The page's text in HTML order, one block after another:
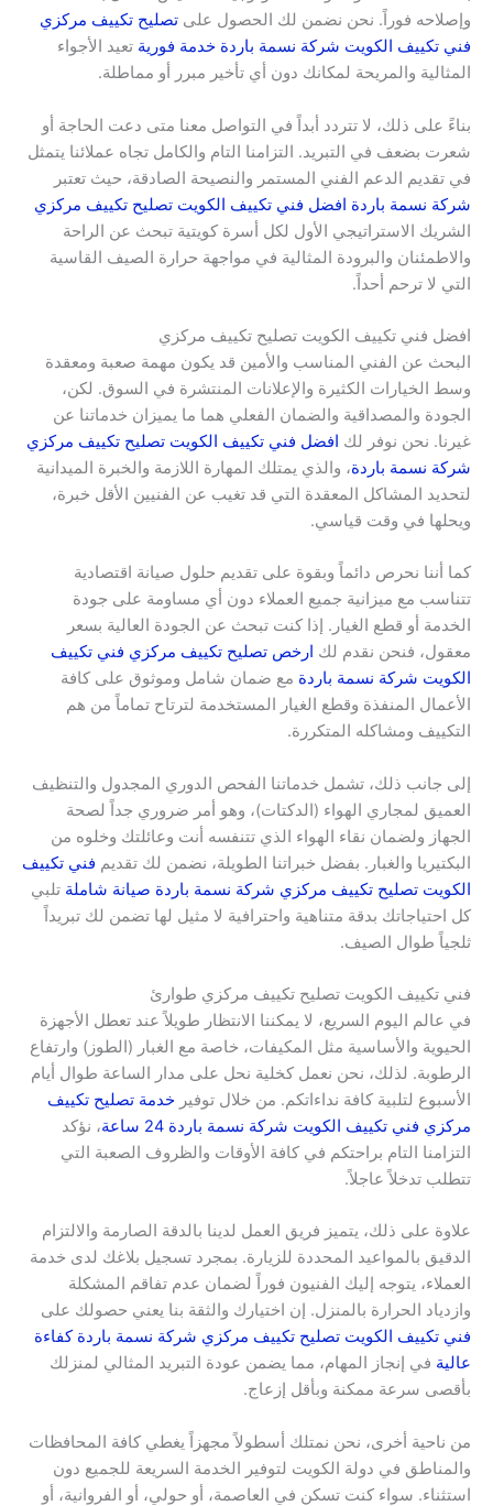
وإصلاحه فوراً. نحن نضمن لك الحصول على تصليح تكييف مركزي
فني تكييف الكويت شركة نسمة باردة خدمة فورية تعيد الأجواء
المثالية والمريحة لمكانك دون أي تأخير مبرر أو مماطلة.
بناءً على ذلك، لا تتردد أبداً في التواصل معنا متى دعت الحاجة أو
شعرت بضعف في التبريد. التزامنا التام والكامل تجاه عملائنا يتمثل
في تقديم الدعم الفني المستمر والنصيحة الصادقة، حيث تعتبر
شركة نسمة باردة افضل فني تكييف الكويت تصليح تكييف مركزي
الشريك الاستراتيجي الأول لكل أسرة كويتية تبحث عن الراحة
والاطمئنان والبرودة المثالية في مواجهة حرارة الصيف القاسية
التي لا ترحم أحداً.
افضل فني تكييف الكويت تصليح تكييف مركزي
البحث عن الفني المناسب والأمين قد يكون مهمة صعبة ومعقدة
وسط الخيارات الكثيرة والإعلانات المنتشرة في السوق. لكن،
الجودة والمصداقية والضمان الفعلي هما ما يميزان خدماتنا عن
غيرنا. نحن نوفر لك افضل فني تكييف الكويت تصليح تكييف مركزي
شركة نسمة باردة، والذي يمتلك المهارة اللازمة والخبرة الميدانية
لتحديد المشاكل المعقدة التي قد تغيب عن الفنيين الأقل خبرة،
ويحلها في وقت قياسي.
كما أننا نحرص دائماً وبقوة على تقديم حلول صيانة اقتصادية
تتناسب مع ميزانية جميع العملاء دون أي مساومة على جودة
الخدمة أو قطع الغيار. إذا كنت تبحث عن الجودة العالية بسعر
معقول، فنحن نقدم لك ارخص تصليح تكييف مركزي فني تكييف
الكويت شركة نسمة باردة مع ضمان شامل وموثوق على كافة
الأعمال المنفذة وقطع الغيار المستخدمة لترتاح تماماً من هم
التكييف ومشاكله المتكررة.
إلى جانب ذلك، تشمل خدماتنا الفحص الدوري المجدول والتنظيف
العميق لمجاري الهواء (الدكتات)، وهو أمر ضروري جداً لصحة
الجهاز ولضمان نقاء الهواء الذي تتنفسه أنت وعائلتك وخلوه من
البكتيريا والغبار. بفضل خبراتنا الطويلة، نضمن لك تقديم فني تكييف
الكويت تصليح تكييف مركزي شركة نسمة باردة صيانة شاملة تلبي
كل احتياجاتك بدقة متناهية واحترافية لا مثيل لها تضمن لك تبريداً
ثلجياً طوال الصيف.
فني تكييف الكويت تصليح تكييف مركزي طوارئ
في عالم اليوم السريع، لا يمكننا الانتظار طويلاً عند تعطل الأجهزة
الحيوية والأساسية مثل المكيفات، خاصة مع الغبار (الطوز) وارتفاع
الرطوبة. لذلك، نحن نعمل كخلية نحل على مدار الساعة طوال أيام
الأسبوع لتلبية كافة نداءاتكم. من خلال توفير خدمة تصليح تكييف
مركزي فني تكييف الكويت شركة نسمة باردة 24 ساعة
، نؤكد
التزامنا التام براحتكم في كافة الأوقات والظروف الصعبة التي
تتطلب تدخلاً عاجلاً.
علاوة على ذلك، يتميز فريق العمل لدينا بالدقة الصارمة والالتزام
الدقيق بالمواعيد المحددة للزيارة. بمجرد تسجيل بلاغك لدى خدمة
العملاء، يتوجه إليك الفنيون فوراً لضمان عدم تفاقم المشكلة
وازدياد الحرارة بالمنزل. إن اختيارك والثقة بنا يعني حصولك على
فني تكييف الكويت تصليح تكييف مركزي شركة نسمة باردة كفاءة
عالية في إنجاز المهام، مما يضمن عودة التبريد المثالي لمنزلك
بأقصى سرعة ممكنة وبأقل إزعاج.
من ناحية أخرى، نحن نمتلك أسطولاً مجهزاً يغطي كافة المحافظات
والمناطق في دولة الكويت لتوفير الخدمة السريعة للجميع دون
استثناء. سواء كنت تسكن في العاصمة، أو حولي، أو الفروانية، أو